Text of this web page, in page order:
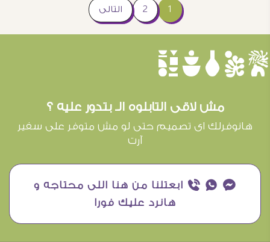
1
2 التالى
èûôçê
مش لاقى التابلوه الـ بتدور عليه ؟
هانوفرلك اى تصميم حتى لو مش متوفر على سفير
آرت
¥ ₧ ƒ ابعتلنا من هنا اللى محتاجه و
هانرد عليك فورا